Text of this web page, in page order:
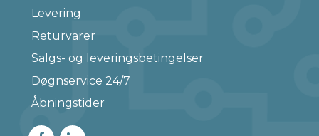
Levering
Returvarer
Salgs- og leveringsbetingelser
Døgnservice 24/7
Åbningstider